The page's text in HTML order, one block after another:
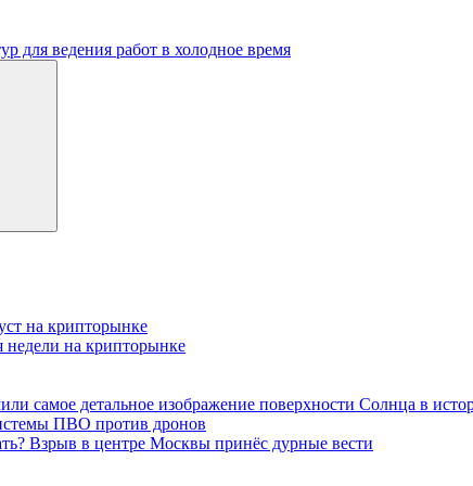
для ведения работ в холодное время
на крипторынке
недели на крипторынке
самое детальное изображение поверхности Солнца в
ПВО против дронов
Взрыв в центре Москвы принёс дурные вести